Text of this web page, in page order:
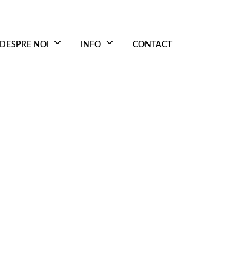
DESPRE NOI INFO CONTACT